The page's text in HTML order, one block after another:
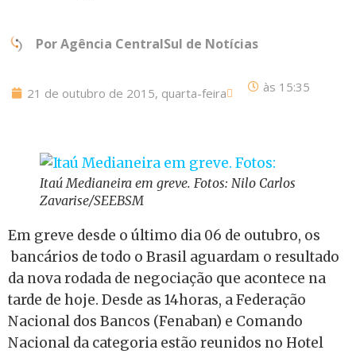
PorAgência CentralSul de Notícias
21 de outubro de 2015, quarta-feira às 15:35
Itaú Medianeira em greve. Fotos: Nilo Carlos
Zavarise/SEEBSM
Em greve desde o último dia 06 de outubro, os
bancários de todo o Brasil aguardam o resultado
da nova rodada de negociação que acontece na
tarde de hoje. Desde as 14horas, a Federação
Nacional dos Bancos (Fenaban) e Comando
Nacional da categoria estão reunidos no Hotel